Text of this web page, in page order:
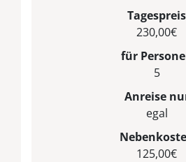
Tagespreis
230,00€
für
5
Anreise
egal
125,00€